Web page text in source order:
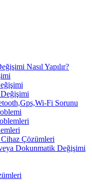
Nasıl Yapılır?
Fi Sorunu
Cihaz Çözümleri
Dokunmatik Değişimi